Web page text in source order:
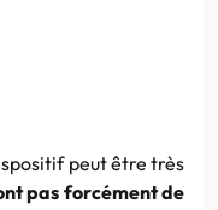
peut être très
pas forcément de